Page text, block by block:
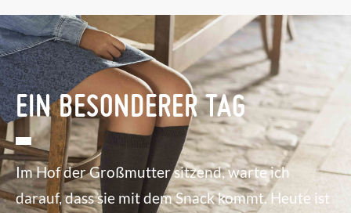
EIN BESONDERER TAG
Im Hof der Großmutter sitzend, warte ich
darauf, dass sie mit dem Snack kommt. Heute ist